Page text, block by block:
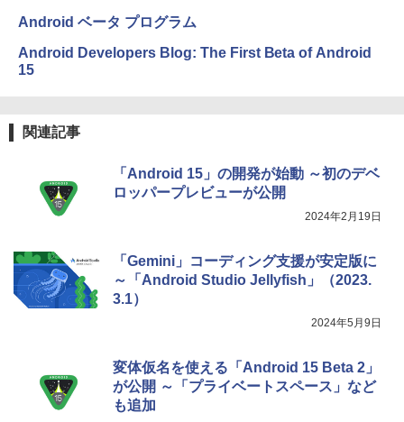
￥1,292
￥1,600
ージ、防水、7インチカラーディスプレ
New Amazon Kindle Scribe Colorsoft |
11インチカラーディスプレイ、64GBスト
レージ、ノート機能搭載、明るさ自動調
￥115,980
Android ベータ プログラム
Android Developers Blog: The First Beta of Android
15
関連記事
「Android 15」の開発が始動 ～初のデベ
ロッパープレビューが公開
2024年2月19日
「Gemini」コーディング支援が安定版に
～「Android Studio Jellyfish」（2023.
3.1）
2024年5月9日
変体仮名を使える「Android 15 Beta 2」
が公開 ～「プライベートスペース」など
も追加